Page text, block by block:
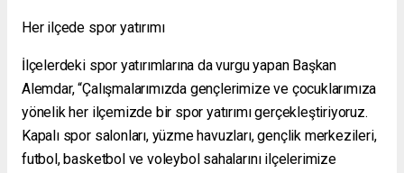
Her ilçede spor yatırımı
İlçelerdeki spor yatırımlarına da vurgu yapan Başkan
Alemdar, “Çalışmalarımızda gençlerimize ve çocuklarımıza
yönelik her ilçemizde bir spor yatırımı gerçekleştiriyoruz.
Kapalı spor salonları, yüzme havuzları, gençlik merkezileri,
futbol, basketbol ve voleybol sahalarını ilçelerimize